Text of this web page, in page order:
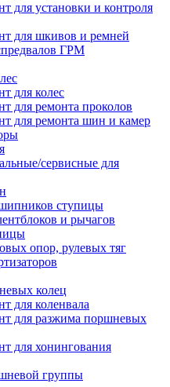
для установки и контроля
для шкивов и ремней
ГРМ
для колес
для ремонта проколов
для ремонта шин и камер
сервисные для
ступицы
и рычагов
опор, рулевых тяг
колец
для коленвала
для разжима поршневых
для хонингования
группы